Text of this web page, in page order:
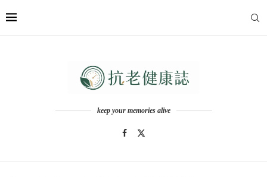
keep your memories alive